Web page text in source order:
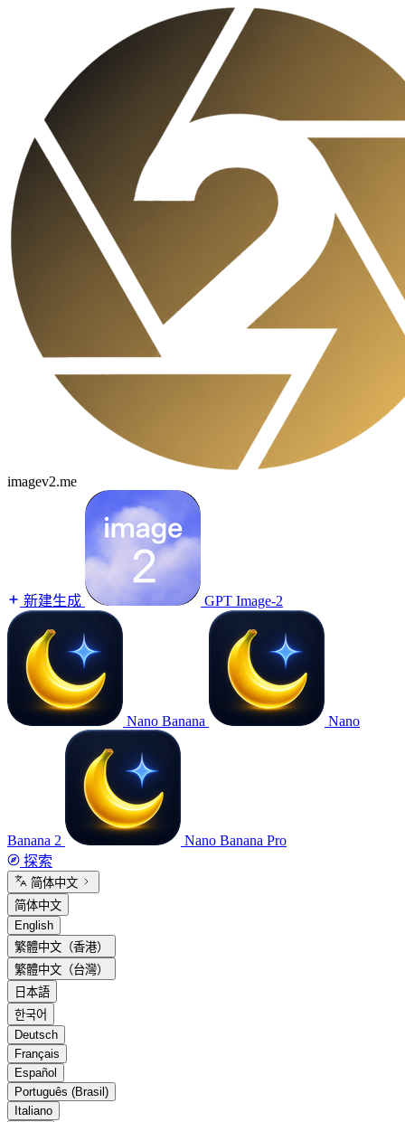
imagev2.me
新建生成 GPT Image-2
Nano Banana Nano
Banana 2
Nano Banana Pro
探索
简体中文
简体中文
English
繁體中文（香港）
繁體中文（台灣）
日本語
한국어
Deutsch
Français
Español
Português (Brasil)
Italiano